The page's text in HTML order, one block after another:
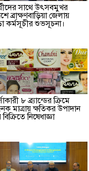
সাথে উৎসবমুখর
ব্রাক্ষণবাড়িয়া জেলায়
কর্মসূচীর শুভসূচনা।
৮ ব্র্যান্ডের ক্রিমে
মাত্রায় ক্ষতিকর উপাদান
নিষেধাজ্ঞা